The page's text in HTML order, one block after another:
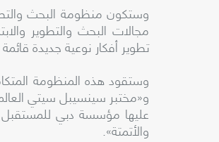
وستكون منظومة البحث
مجالات البحث والتطوير
تطوير أفكار نوعية جديدة
وستقود هذه المنظومة
و«مختبر سينسيبل سيتي
عليها مؤسسة دبي للمستقبل
والأتمتة».